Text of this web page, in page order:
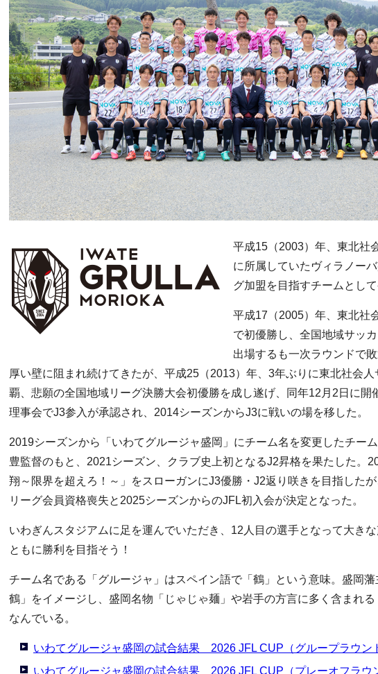
平成15（2003）年、東北社
に所属していたヴィラノー
グ加盟を目指すチームとし
平成17（2005）年、東北社
で初優勝し、全国地域サッ
出場するも一次ラウンドで
厚い壁に阻まれ続けてきたが、平成25（2013）年、3年ぶりに東北社会人
覇、悲願の全国地域リーグ決勝大会初優勝を成し遂げ、同年12月2日に開
理事会でJ3参入が承認され、2014シーズンからJ3に戦いの場を移した。
2019シーズンから「いわてグルージャ盛岡」にチーム名を変更したチー
豊監督のもと、2021シーズン、クラブ史上初となるJ2昇格を果たした。
翔～限界を超えろ！～」をスローガンにJ3優勝・J2返り咲きを目指した
リーグ会員資格喪失と2025シーズンからのJFL初入会が決定となった。
いわぎんスタジアムに足を運んでいただき、12人目の選手となって大き
ともに勝利を目指そう！
チーム名である「グルージャ」はスペイン語で「鶴」という意味。盛岡
鶴」をイメージし、盛岡名物「じゃじゃ麺」や岩手の方言に多く含まれ
なんでいる。
いわてグルージャ盛岡の試合結果 2026 JFL CUP（グループラウン
いわてグルージャ盛岡の試合結果 2026 JFL CUP（プレーオフラウ